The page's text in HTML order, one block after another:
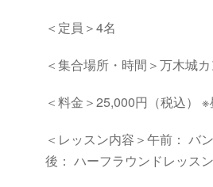
＜定員＞4名
＜集合場所・時間＞万木城
＜料金＞25,000円（税込）
＜レッスン内容＞午前：
後： ハーフラウンドレッスン